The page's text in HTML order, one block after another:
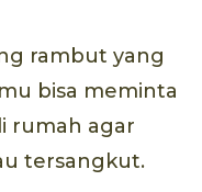
rambut yang
bisa meminta
rumah agar
tersangkut.